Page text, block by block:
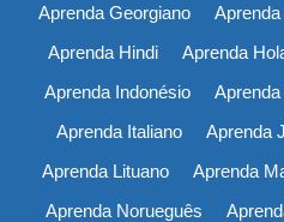
Aprenda Georgiano
Aprenda Hindi
Aprenda
Aprenda Indonésio
Aprenda
Aprenda Italiano
Aprenda
Aprenda Lituano
Aprenda
Aprenda Norueguês